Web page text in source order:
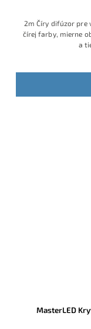
2m Číry difúzor pre
čírej farby, mierne
a
MasterLED